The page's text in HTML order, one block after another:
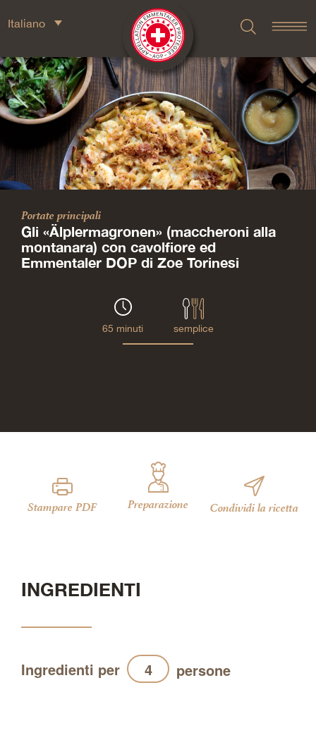
Italiano
Portate principali
Gli «Älplermagronen» (maccheroni alla
montanara) con cavolfiore ed
Emmentaler DOP di Zoe Torinesi
65 minuti semplice
Stampare PDF Preparazione Condividi la ricetta
INGREDIENTI
Ingredienti per persone